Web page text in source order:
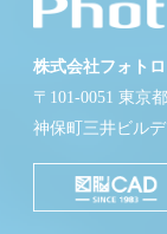
株式会社フォト
〒101-0051 東京
神保町三井ビル